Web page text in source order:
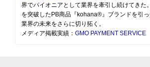
界でパイオニアとして業界を牽引し続けてきた
を突破したPB商品『kohana®』ブランドを引
業界の未来をさらに切り拓く。
メディア掲載実績： GMO PAYMENT SERVICE